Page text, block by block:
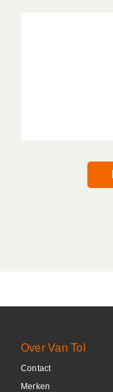
Over Van Tol
Contact
Merken